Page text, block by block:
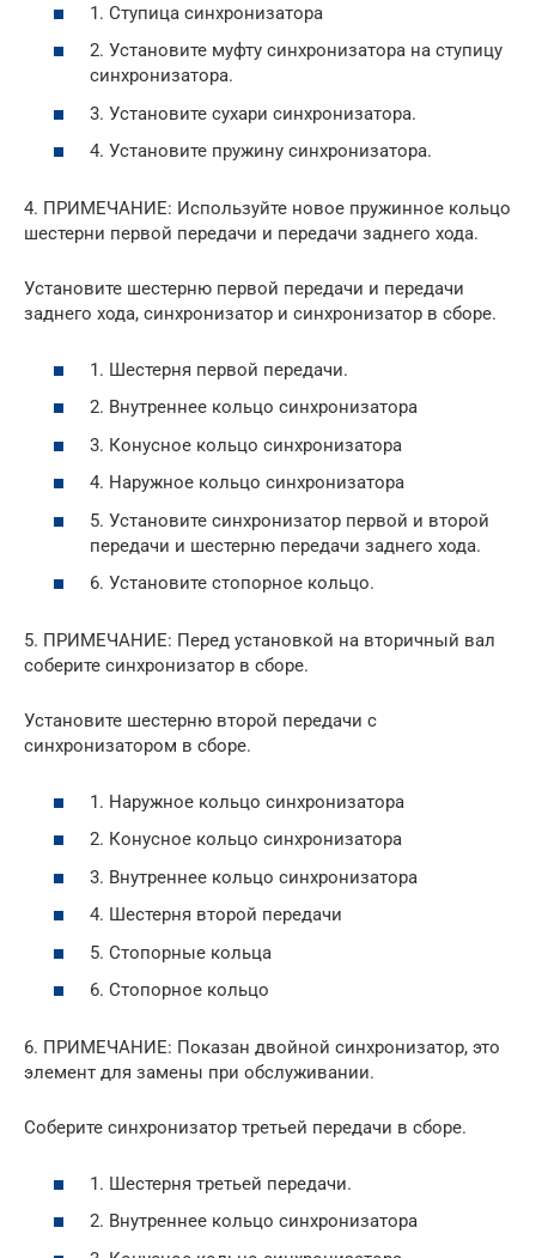
1. Ступица синхронизатора
2. Установите муфту синхронизатора на ступицу
синхронизатора.
3. Установите сухари синхронизатора.
4. Установите пружину синхронизатора.
4. ПРИМЕЧАНИЕ: Используйте новое пружинное кольцо
шестерни первой передачи и передачи заднего хода.
Установите шестерню первой передачи и передачи
заднего хода, синхронизатор и синхронизатор в сборе.
1. Шестерня первой передачи.
2. Внутреннее кольцо синхронизатора
3. Конусное кольцо синхронизатора
4. Наружное кольцо синхронизатора
5. Установите синхронизатор первой и второй
передачи и шестерню передачи заднего хода.
6. Установите стопорное кольцо.
5. ПРИМЕЧАНИЕ: Перед установкой на вторичный вал
соберите синхронизатор в сборе.
Установите шестерню второй передачи с
синхронизатором в сборе.
1. Наружное кольцо синхронизатора
2. Конусное кольцо синхронизатора
3. Внутреннее кольцо синхронизатора
4. Шестерня второй передачи
5. Стопорные кольца
6. Стопорное кольцо
6. ПРИМЕЧАНИЕ: Показан двойной синхронизатор, это
элемент для замены при обслуживании.
Соберите синхронизатор третьей передачи в сборе.
1. Шестерня третьей передачи.
2. Внутреннее кольцо синхронизатора